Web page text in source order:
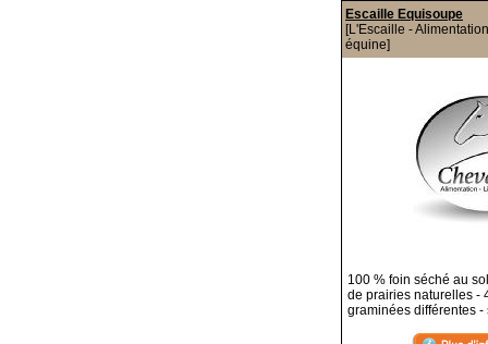
Escaille Equisoupe
[L'Escaille - Alimentation
équine]
100 % foin séché au
de prairies naturelles -
graminées différentes -